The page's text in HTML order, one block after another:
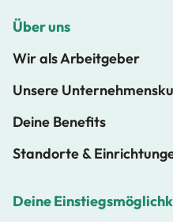
Über uns
Wir als Arbeitgeber
Unsere
Deine Benefits
Standorte &
Deine